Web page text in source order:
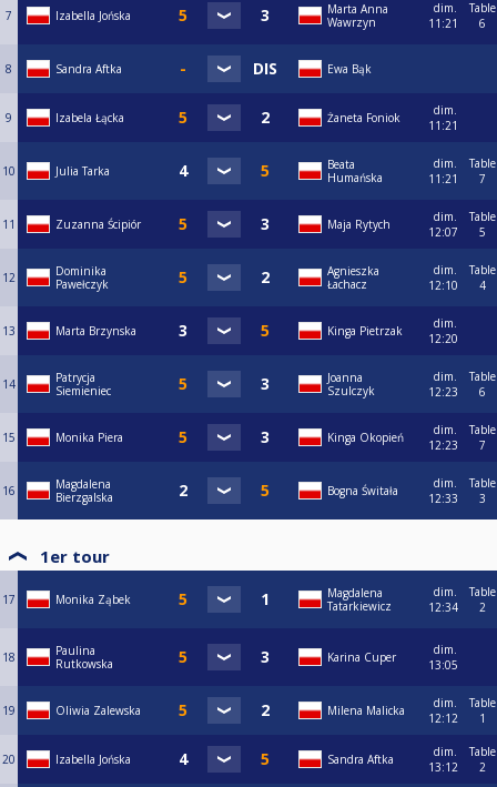
7 Izabella Jońska
Marta Anna
Wawrzyn
dim.
11:21
Table
6
8 Sandra Aftka Ewa Bąk
9 Izabela Łącka Żaneta Foniok
dim.
11:21
10 Julia Tarka
Beata
Humańska
dim.
11:21
Table
7
11 Zuzanna Ścipiór Maja Rytych
dim.
12:07
Table
5
12
Dominika
Pawełczyk
Agnieszka
Łachacz
dim.
12:10
Table
4
13 Marta Brzynska Kinga Pietrzak
dim.
12:20
14
Patrycja
Siemieniec
Joanna
Szulczyk
dim.
12:23
Table
6
15 Monika Piera Kinga Okopień
dim.
12:23
Table
7
16
Magdalena
Bierzgalska
Bogna Świtała
dim.
12:33
Table
3
1er tour
17 Monika Ząbek
Magdalena
Tatarkiewicz
dim.
12:34
Table
2
18
Paulina
Rutkowska
Karina Cuper
dim.
13:05
19 Oliwia Zalewska Milena Malicka
dim.
12:12
Table
1
20 Izabella Jońska Sandra Aftka
dim.
13:12
Table
2